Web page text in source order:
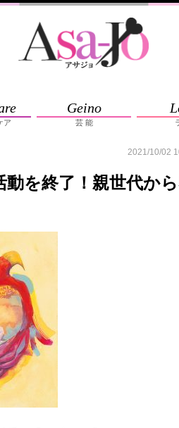
ア
Geino
芸 能
2021/10/02
動を終了！親世代か